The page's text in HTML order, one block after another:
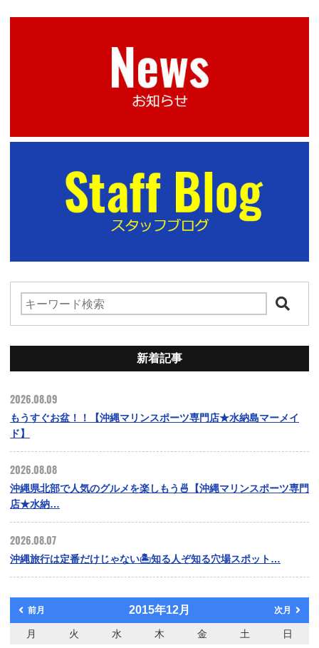
新着記事
2026.08.09
もうすぐお盆！！【沖縄マリンスポーツ専門店★水納島マーメイ
ド】
2026.08.08
沖縄県北部で人気のグルメを楽しもう🍜【沖縄マリンスポーツ専門
店★水納…
2026.08.07
沖縄旅行は定番だけじゃない🏝️知る人ぞ知る穴場スポット…
前月 2015年12月 次月
月 火 水 木 金 土
日